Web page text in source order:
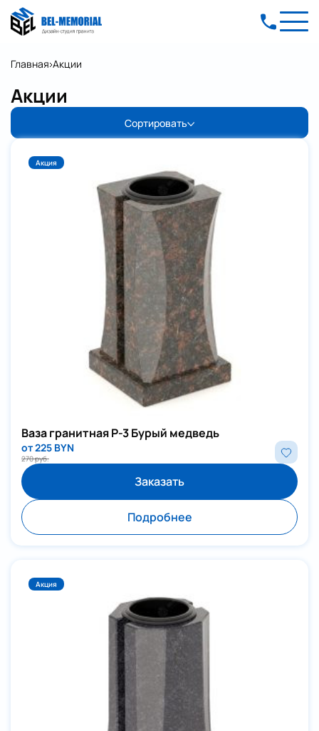
Главная Акции
Акции
Сортировать
Акция
Ваза гранитная P-3 Бурый медведь
от 225 BYN
270 руб.
Заказать
Подробнее
Акция